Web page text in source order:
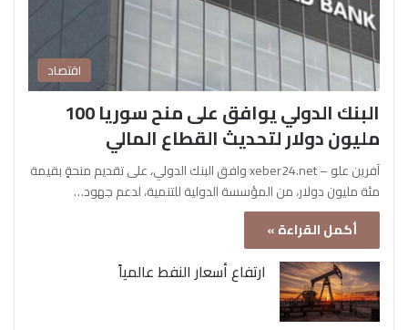
اقتصاد
البنك الدولي يوافق على منح سوريا 100
مليون دولار لتحديث القطاع المالي
آفرين علو – xeber24.net وافق البنك الدولي، على تقديم منحةٍ بقيمة
مئة مليون دولار، من المؤسسة الدولية للتنمية، لدعم جهود…
أكمل القراءة »
ارتفاع أسعار النفط عالمياً